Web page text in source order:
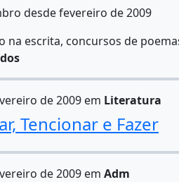
desde fevereiro de 2009
na escrita, concursos de
de 2009 em Literatura
Tencionar e Fazer
de 2009 em Adm